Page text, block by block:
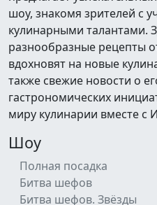
шоу, знакомя зрителей с
кулинарными талантами.
разнообразные рецепты
вдохновят на новые
также свежие новости о
гастрономических
миру кулинарии вместе с
Шоу
Полная посадка
Битва шефов
Битва шефов. Звёзды